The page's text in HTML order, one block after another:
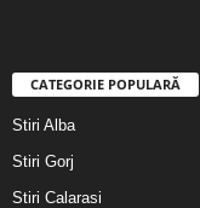
CATEGORIE POPULARĂ
Stiri Alba
Stiri Gorj
Stiri Calarasi